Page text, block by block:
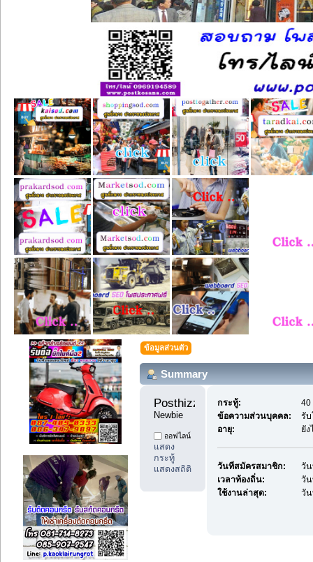
ข้อมูลส่วนตัว
Summary
Posthizzt555
Newbie
ออฟไลน์
แสดง
กระทู้
แสดงสถิติ
กระทู้:
40
ข้อความส่วนบุคคล:
รั
อายุ:
ยั
วันที่สมัครสมาชิก:
วัน
เวลาท้องถิ่น:
วัน
ใช้งานล่าสุด:
วัน